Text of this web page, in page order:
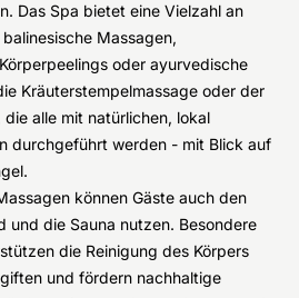
Das Spa bietet eine Vielzahl an
Massagen,
oder ayurvedische
Kräuterstempelmassage oder der
die alle mit natürlichen, lokal
durchgeführt werden - mit Blick auf
können Gäste auch den
und die Sauna nutzen. Besondere
die Reinigung des Körpers
und fördern nachhaltige